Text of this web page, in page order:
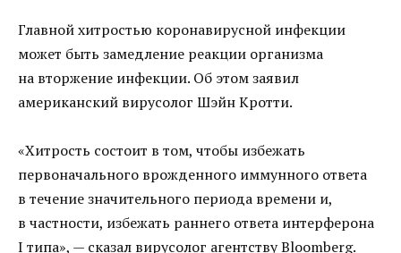
Главной хитростью коронавирусной инфекции
может быть замедление реакции организма
на вторжение инфекции. Об этом заявил
американский вирусолог Шэйн Кротти.
«Хитрость состоит в том, чтобы избежать
первоначального врожденного иммунного ответа
в течение значительного периода времени и,
в частности, избежать раннего ответа интерферона
I типа», — сказал вирусолог агентству Bloomberg.